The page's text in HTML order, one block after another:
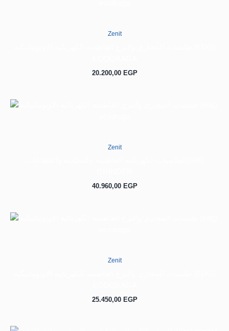
Zenit
20.200,00 EGP
Zenit
40.960,00 EGP
Zenit
25.450,00 EGP